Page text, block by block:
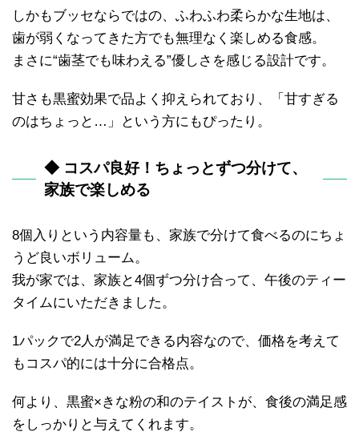
しかもブッセならではの、ふわふわ柔らかな生地は、
歯が弱くなってきた方でも無理なく楽しめる食感。
まさに“歯茎でも味わえる”優しさを感じる設計です。
甘さも黒蜜効果で品よく抑えられており、「甘すぎる
のはちょっと…」という方にもぴったり。
◆ コスパ良好！ちょっとずつ分けて、
家族で楽しめる
8個入りという内容量も、家族で分けて食べるのにちょ
うど良いボリューム。
我が家では、家族と4個ずつ分け合って、午後のティー
タイムにいただきました。
1パックで2人が満足できる内容なので、価格を考えて
もコスパ的には十分に合格点。
何より、黒蜜×きな粉の和のテイストが、食後の満足感
をしっかりと与えてくれます。